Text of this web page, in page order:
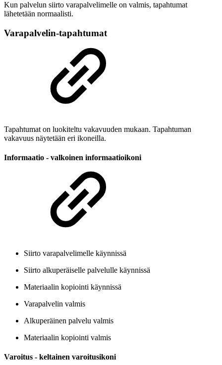
Kun palvelun siirto varapalvelimelle on valmis, tapahtumat
lähetetään normaalisti.
Varapalvelin-tapahtumat
Tapahtumat on luokiteltu vakavuuden mukaan. Tapahtuman
vakavuus näytetään eri ikoneilla.
Informaatio - valkoinen informaatioikoni
Siirto varapalvelimelle käynnissä
Siirto alkuperäiselle palvelulle käynnissä
Materiaalin kopiointi käynnissä
Varapalvelin valmis
Alkuperäinen palvelu valmis
Materiaalin kopiointi valmis
Varoitus - keltainen varoitusikoni